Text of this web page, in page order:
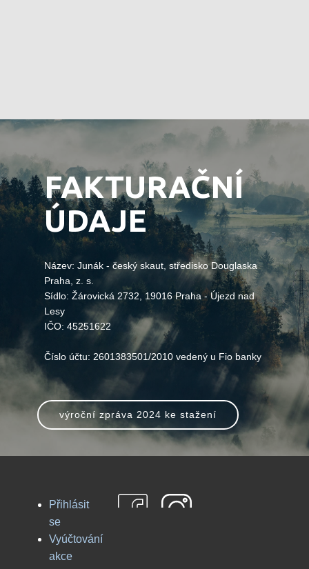
FAKTURAČNÍ
ÚDAJE
Název: Junák - český skaut, středisko Douglaska
Praha, z. s.
Sídlo: Žárovická 2732, 19016 Praha - Újezd nad
Lesy
IČO: 45251622
Číslo účtu: 2601383501/2010 vedený u Fio banky
výroční zpráva 2024 ke stažení
Přihlásit
se
Vyúčtování
akce